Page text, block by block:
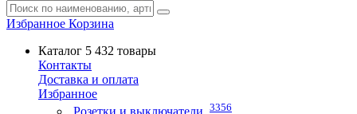
Избранное Корзина
Каталог 5 432 товары
Контакты
Доставка и оплата
Избранное
3356